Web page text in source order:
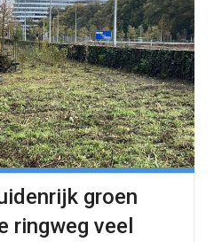
groen
ringweg veel